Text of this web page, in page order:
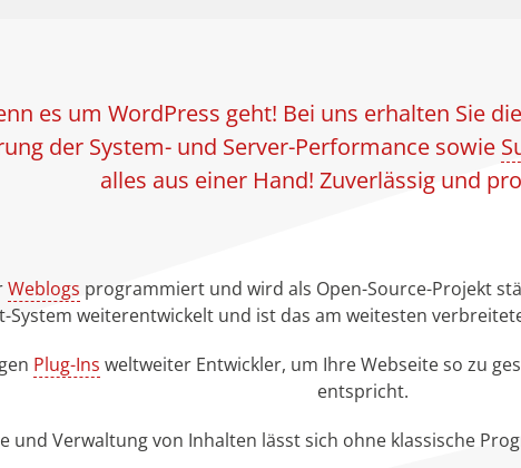
es um WordPress geht! Bei uns erhalten Sie
der System- und Server-Performance sowie
alles aus einer Hand! Zuverlässig und
Weblogs programmiert und wird als Open-Source-Projekt
System weiterentwickelt und ist das am weitesten
Plug-Ins weltweiter Entwickler, um Ihre Webseite so zu
entspricht.
und Verwaltung von Inhalten lässt sich ohne klassische